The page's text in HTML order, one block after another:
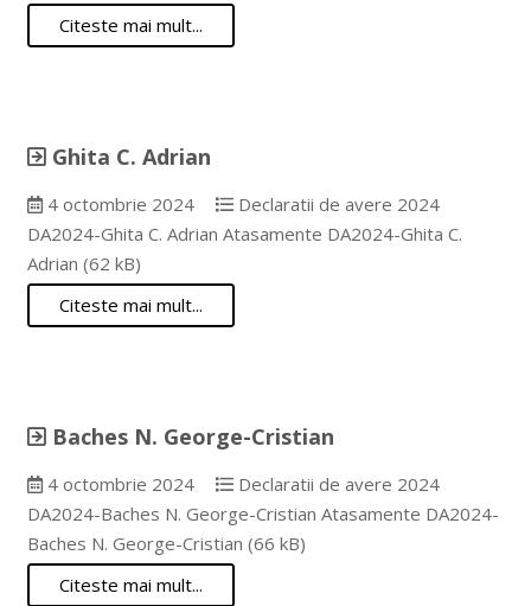
Citeste mai mult...
Ghita C. Adrian
4 octombrie 2024
Declaratii de avere 2024
DA2024-Ghita C. Adrian Atasamente DA2024-Ghita C.
Adrian (62 kB)
Citeste mai mult...
Baches N. George-Cristian
4 octombrie 2024
Declaratii de avere 2024
DA2024-Baches N. George-Cristian Atasamente DA2024-
Baches N. George-Cristian (66 kB)
Citeste mai mult...